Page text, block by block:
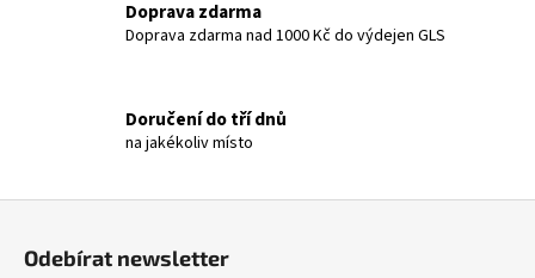
Doprava zdarma
Doprava zdarma nad 1000 Kč do výdejen GLS
Doručení do tří dnů
na jakékoliv místo
Odebírat newsletter